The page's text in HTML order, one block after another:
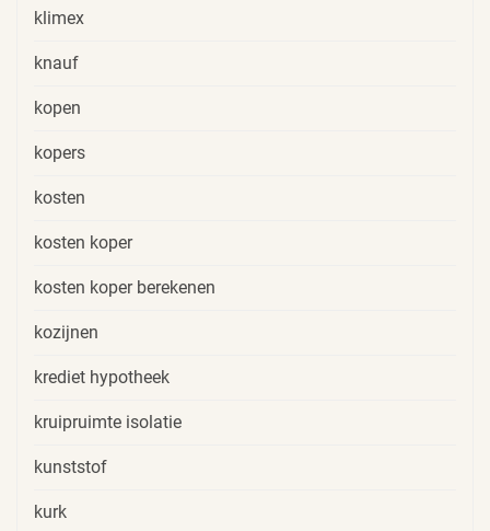
klimex
knauf
kopen
kopers
kosten
kosten koper
kosten koper berekenen
kozijnen
krediet hypotheek
kruipruimte isolatie
kunststof
kurk